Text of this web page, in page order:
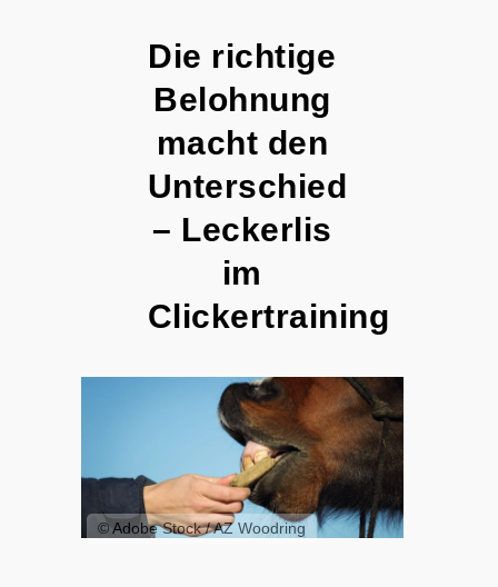
Die richtige
Belohnung
macht den
Unterschied
– Leckerlis
im
Clickertraining
© Adobe Stock / AZ Woodring